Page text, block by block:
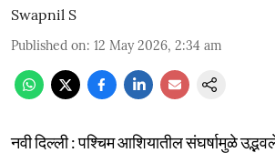
Swapnil S
Published on: 12 May 2026, 2:34 am
नवी दिल्ली : पश्चिम आशियातील संघर्षामुळे